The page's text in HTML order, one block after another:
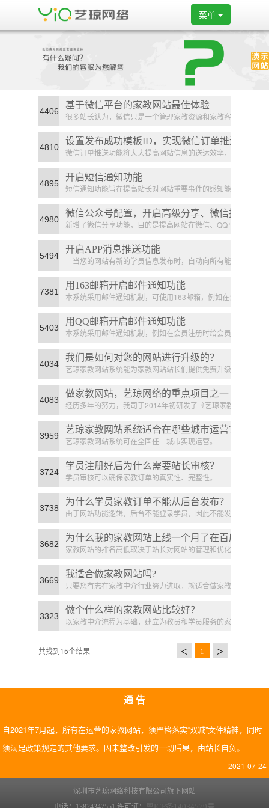
菜单
4406
基于微信平台的家教网站最佳体验
很多站长认为，微信只是一个管理家教资源和家教客服
4810
设置发布成功模板ID，实现微信订单推送
微信订单推送功能将大大提高网站信息的送达效率，大
4895
开启短信通知功能
短信通知功能旨在提高站长对网站重要事件的感知能
4980
微信公众号配置，开启高级分享、微信推
送功能。
新增了微信分享功能，目的是提高网站在微信、QQ平台
5494
开启APP消息推送功能
当您的网站有新的学员信息发布时，自动向所有能教
7381
用163邮箱开启邮件通知功能
本系统采用邮件通知机制，可使用163邮箱，例如在会
5403
用QQ邮箱开启邮件通知功能
本系统采用邮件通知机制，例如在会员注册时给会员发
4034
我们是如何对您的网站进行升级的？
艺琼家教网站系统能为家教网站站长们提供免费升级的
4083
做家教网站，艺琼网络的重点项目之一
经历多年的努力，我司于2014年初研发了《艺琼家教网
3959
艺琼家教网站系统适合在哪些城市运营？
艺琼家教网站系统可在全国任一城市实现运营。
3724
学员注册好后为什么需要站长审核？
学员审核可以确保家教订单的真实性、完整性。
3738
为什么学员家教订单不能从后台发布？
由于网站功能逻辑，后台不能登录学员，因此不能发布
3682
为什么我的家教网站上线一个月了在百度
还没有排名？
家教网站的排名高低取决于站长对网站的管理和优化投
3669
我适合做家教网站吗?
只要您有志在家教中介行业努力进取，就适合做家教网
3323
做个什么样的家教网站比较好？
以家教中介流程为基础，建立为教员和学员服务的家教
＞
1
＜
共找到15个结果
通 告
自2021年7月起，所有在运营的家教网站，须严格落实“双减”文件精神，同时
须满足政策规定的其他要求。因未整改引发的一切后果，由站长自负。
2021-07-24
深圳市艺琼网络科技有限公司旗下网站